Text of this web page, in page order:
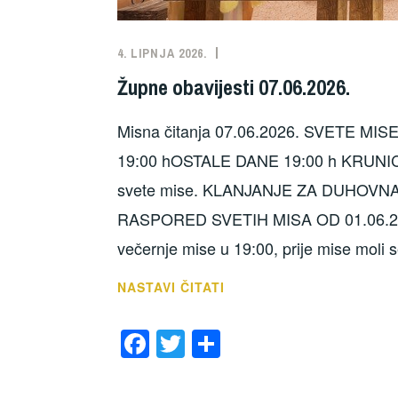
4. LIPNJA 2026.
Župne obavijesti 07.06.2026.
Misna čitanja 07.06.2026. SVETE
19:00 hOSTALE DANE 19:00 h
svete mise. KLANJANJE ZA
RASPORED SVETIH MISA OD
večernje mise u 19:00, prije mise moli
NASTAVI ČITATI
F
a
T
wi